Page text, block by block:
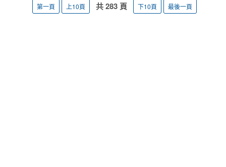
第一頁 上10頁 共 283 頁 下10頁 最後一頁